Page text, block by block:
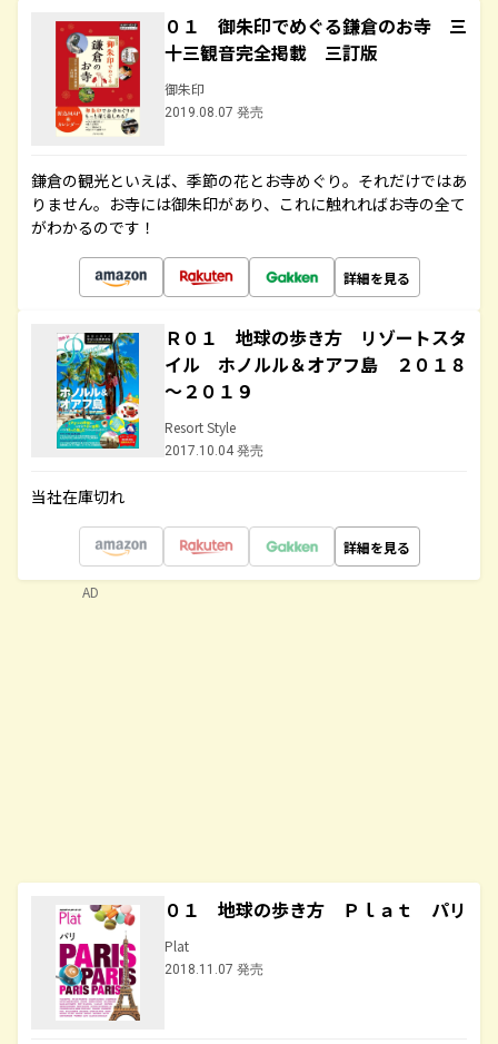
０１ 御朱印でめぐる鎌倉のお寺 三
十三観音完全掲載 三訂版
御朱印
2019.08.07 発売
鎌倉の観光といえば、季節の花とお寺めぐり。それだけではあ
りません。お寺には御朱印があり、これに触れればお寺の全て
がわかるのです！
詳細を見る
Ｒ０１ 地球の歩き方 リゾートスタ
イル ホノルル＆オアフ島 ２０１８
～２０１９
Resort Style
2017.10.04 発売
当社在庫切れ
詳細を見る
０１ 地球の歩き方 Ｐｌａｔ パリ
Plat
2018.11.07 発売
AD